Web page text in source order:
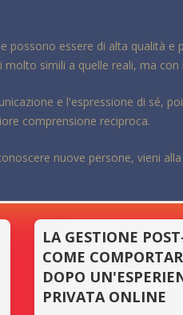
essere di alta qualità
simili a quelle reali, ma
e l'espressione di sé,
comprensione reciproca.
nuove persone, vieni
LA GESTIONE
COME
DOPO
PRIVATA ONLINE